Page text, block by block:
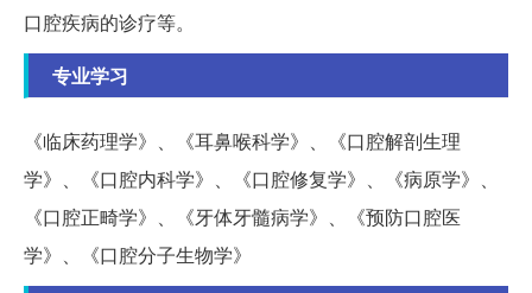
口腔疾病的诊疗等。
专业学习
《临床药理学》、《耳鼻喉科学》、《口腔解剖生理
学》、《口腔内科学》、《口腔修复学》、《病原学》、
《口腔正畸学》、《牙体牙髓病学》、《预防口腔医
学》、《口腔分子生物学》